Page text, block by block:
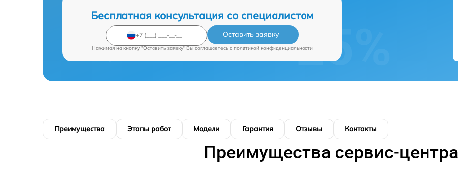
Бесплатная консультация со специалистом
Оставить заявку
Нажимая на кнопку "Оставить заявку" Вы соглашаетесь c политикой конфиденциальности
Преимущества Этапы работ Модели Гарантия Отзывы Контакты
Преимущества сервис-центра